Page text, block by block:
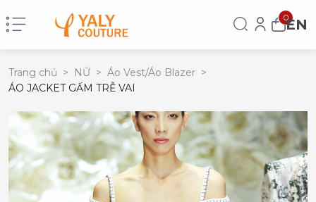
0EN
Trang chủ > NỮ > Áo Vest/Áo Blazer >
ÁO JACKET GẤM TRỄ VAI